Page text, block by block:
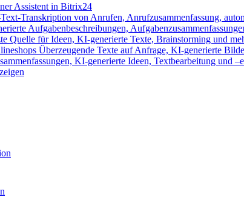
Assistent in Bitrix24
Transkription von Anrufen, Anrufzusammenfassung,
Aufgabenbeschreibungen,
Quelle für Ideen, KI-generierte Texte, Brainstorming und
Überzeugende Texte auf Anfrage, KI-generierte
KI-generierte Ideen, Textbearbeitung und